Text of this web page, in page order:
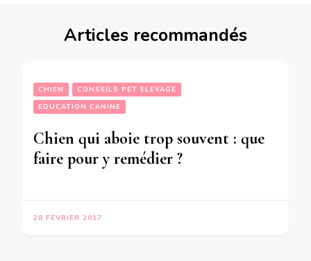
Articles recommandés
CHIEN
CONSEILS PET ELEVAGE
EDUCATION CANINE
Chien qui aboie trop souvent : que
faire pour y remédier ?
28 FÉVRIER 2017